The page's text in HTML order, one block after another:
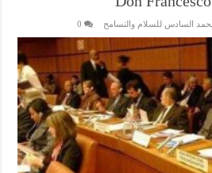
السادس للسلام والتسامح 0